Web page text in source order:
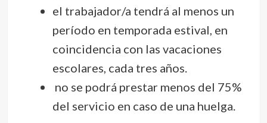
el trabajador/a tendrá al menos un
período en temporada estival, en
coincidencia con las vacaciones
escolares, cada tres años.
no se podrá prestar menos del 75%
del servicio en caso de una huelga.